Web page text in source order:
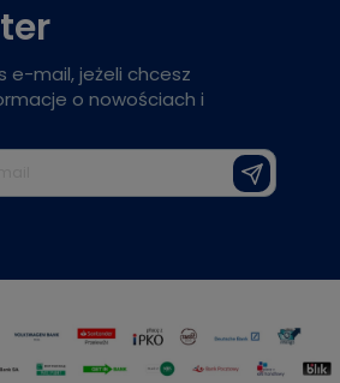
e-mail, jeżeli chcesz
o nowościach i